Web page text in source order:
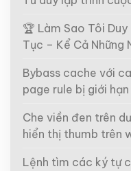
🏆 Làm Sao Tôi
Tục – Kể Cả Những
Bybass cache với
page rule bị giới
Che viền đen trên
hiển thị thumb trên
Lệnh tìm các ký tự